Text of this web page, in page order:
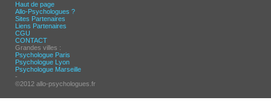
Haut de page
Allo-Psychologues ?
Sites Partenaires
Liens Partenaires
CGU
CONTACT
Grandes villes :
Psychologue Paris
Psychologue Lyon
Psychologue Marseille
-
©2012 allo-psychologues.fr